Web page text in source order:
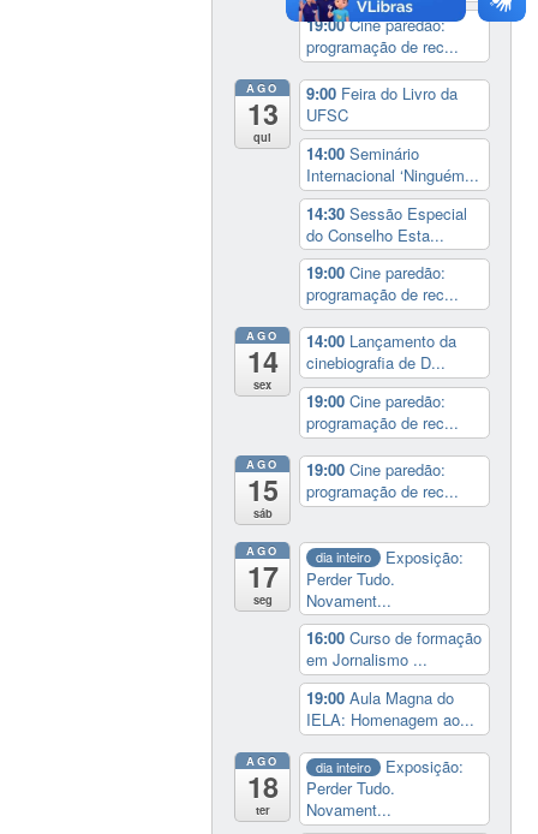
19:00Cine paredão:
programação de rec...
AGO
13
qui
9:00 Feira do Livro da
UFSC
14:00Seminário
Internacional ‘Ninguém...
14:30Sessão Especial
do Conselho Esta...
19:00Cine paredão:
programação de rec...
AGO
14
sex
14:00 Lançamento da
cinebiografia de D...
19:00Cine paredão:
programação de rec...
AGO
15
sáb
19:00Cine paredão:
programação de rec...
AGO
17
seg
dia inteiro
Exposição:
Perder Tudo.
Novament...
16:00Curso de formação
em Jornalismo ...
19:00Aula Magna do
IELA: Homenagem ao...
AGO
18
ter
dia inteiro
Exposição:
Perder Tudo.
Novament...